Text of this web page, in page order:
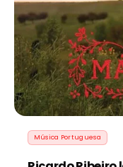
Música Portuguesa